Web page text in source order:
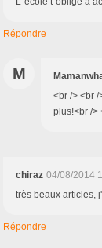
Répondre
M
<br /> <br
plus!<br />
chiraz 04/08/2014
très beaux articles,
Répondre